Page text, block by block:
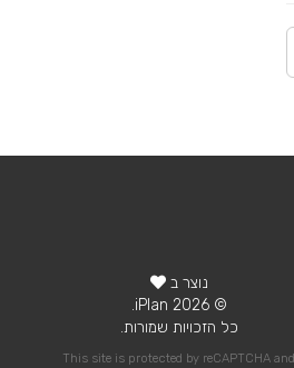
נוצר ב
© 2026 iPlan.
כל הזכויות שמורות.
This site is protected by reCAPTCHA and